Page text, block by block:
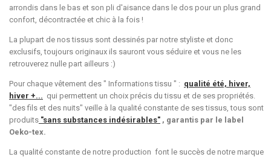
arrondis dans le bas et son pli d'aisance dans le dos pour un plus grand
confort, décontractée et chic à la fois !
La plupart de nos tissus sont dessinés par notre styliste et donc
exclusifs, toujours originaux ils sauront vous séduire et vous ne les
retrouverez nulle part ailleurs :)
Pour chaque vêtement des " Informations tissu " : qualité été, hiver,
hiver +... qui permettent un choix précis du tissu et de ses propriétés.
"des fils et des nuits" veille à la qualité constante de ses tissus, tous sont
produits "sans substances indésirables" , garantis par le label
Oeko-tex.
La qualité constante de notre production font le succès de notre marque